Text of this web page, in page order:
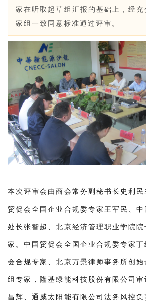
家在听取起草组汇报的基础上，经
家组一致同意标准通过评审。
本次评审会由商会常务副秘书长史利
贸促会全国企业合规委专家王军民、
处长张智超、北京经济管理职业学院
家。中国贸促会全国企业合规委专家
会合规专家、北京万景律师事务所创
组专家，隆基绿能科技股份有限公司
昌辉、通威太阳能有限公司法务风控